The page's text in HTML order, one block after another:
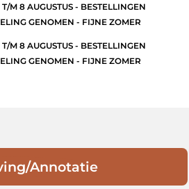
M 8 AUGUSTUS - BESTELLINGEN
GENOMEN - FIJNE ZOMER
M 8 AUGUSTUS - BESTELLINGEN
GENOMEN - FIJNE ZOMER
Annotatie